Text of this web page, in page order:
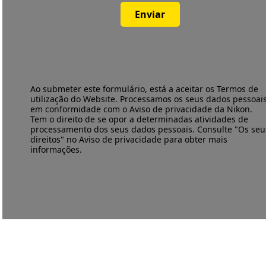
Enviar
Ao submeter este formulário, está a aceitar osTermos de
utilização do Website. Processamos os seus dados
em conformidade com oAviso de privacidade da Nikon.
Tem o direito de se opor a determinadas atividades de
processamento dos seus dados pessoais. Consulte "Os
direitos" no Aviso de privacidade para obter mais
informações.